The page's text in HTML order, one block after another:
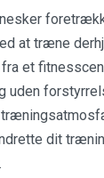
at træne
et
uden
dit